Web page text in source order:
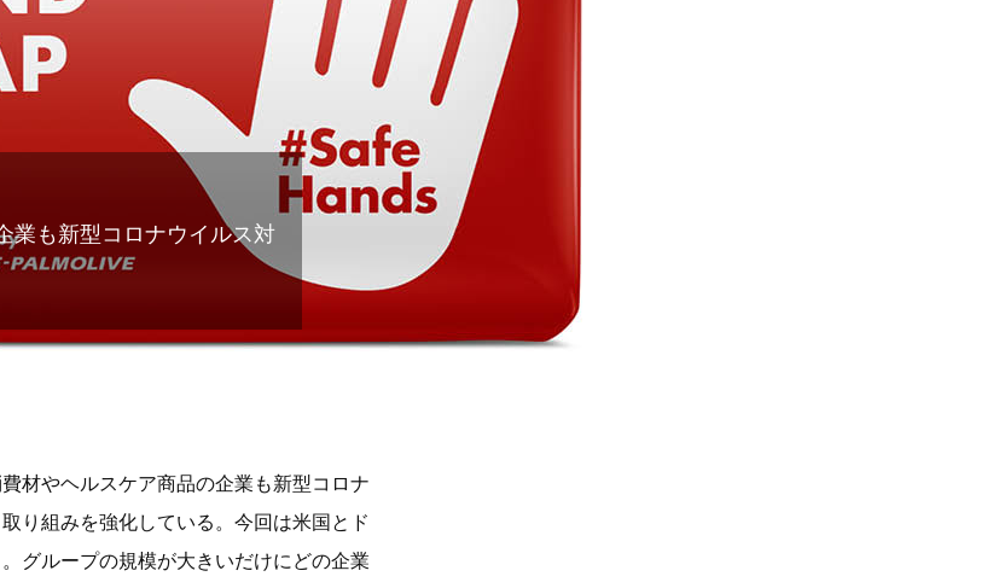
業も新型コロナウイルス対
材やヘルスケア商品の企業も新型コロナ
り組みを強化している。今回は米国とド
グループの規模が大きいだけにどの企業